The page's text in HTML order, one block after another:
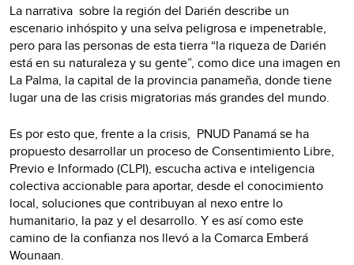
La narrativa sobre la región del Darién describe un
escenario inhóspito y una selva peligrosa e impenetrable,
pero para las personas de esta tierra “la riqueza de Darién
está en su naturaleza y su gente”, como dice una imagen en
La Palma, la capital de la provincia panameña, donde tiene
lugar una de las crisis migratorias más grandes del mundo.
Es por esto que, frente a la crisis, PNUD Panamá se ha
propuesto desarrollar un proceso de Consentimiento Libre,
Previo e Informado (CLPI), escucha activa e inteligencia
colectiva accionable para aportar, desde el conocimiento
local, soluciones que contribuyan al nexo entre lo
humanitario, la paz y el desarrollo. Y es así como este
camino de la confianza nos llevó a la Comarca Emberá
Wounaan.